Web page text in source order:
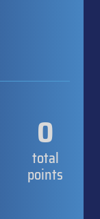
0
total
points